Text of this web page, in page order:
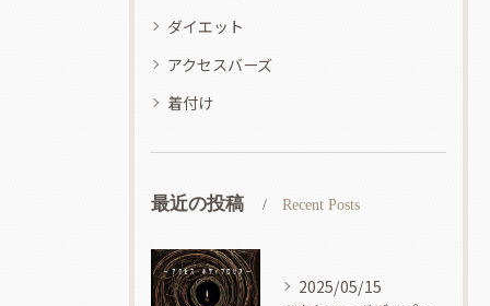
ダイエット
アクセスバーズ
着付け
最近の投稿 Recent Posts
2025/05/15